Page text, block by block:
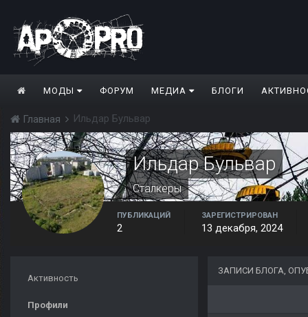
МОДЫ ФОРУМ МЕДИА БЛОГИ
Главная Ильдар Бульвар
Ильдар Бульвар
Сталкеры
ПУБЛИКАЦИЙ
2
ЗАРЕГИСТРИРОВАН
13 декабря, 2024
Активность
Профили
ЗАПИСИ БЛОГА,